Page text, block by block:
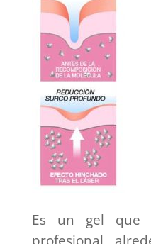
Es un gel que
profesional